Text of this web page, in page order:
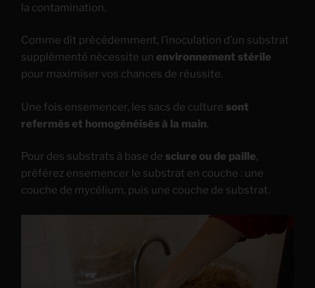
la contamination.
Comme dit précédemment, l’inoculation d’un substrat
supplémenté nécessite un environnement stérile
pour maximiser vos chances de réussite.
Une fois ensemencer, les sacs de culture sont
refermés et homogénéisés à la main.
Pour des substrats à base de sciure ou de paille,
préférez ensemencer le substrat en couche : une
couche de mycélium, puis une couche de substrat.